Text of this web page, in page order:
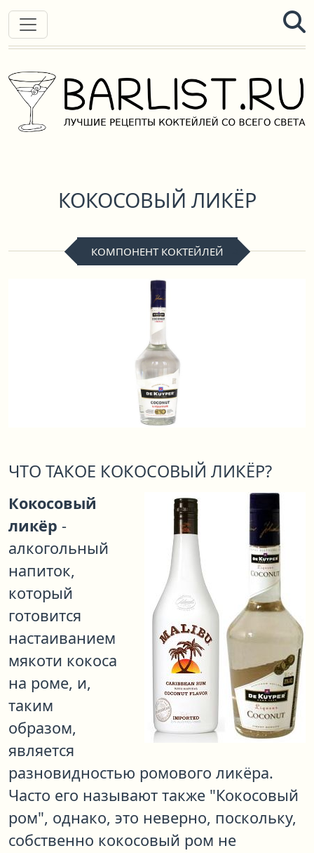
КОКОСОВЫЙ ЛИКЁР
КОМПОНЕНТ КОКТЕЙЛЕЙ
ЧТО ТАКОЕ КОКОСОВЫЙ ЛИКЁР?
Кокосовый
ликёр -
алкогольный
напиток,
который
готовится
настаиванием
мякоти кокоса
на роме, и,
таким
образом,
является
разновидностью ромового ликёра.
Часто его называют также "Кокосовый
ром", однако, это неверно, поскольку,
собственно кокосовый ром не